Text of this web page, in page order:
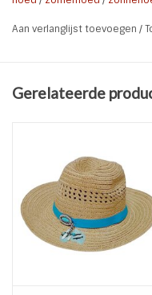
Aan verlanglijst toevoegen /
Gerelateerde